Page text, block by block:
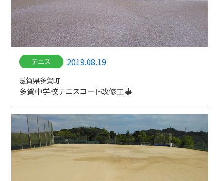
2019.08.19
滋賀県多賀町
多賀中学校テニスコート改修工事